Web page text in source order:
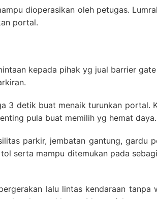
dioperasikan oleh petugas.
portal.
kepada pihak yg jual barrier
3 detik buat menaik turunkan portal.
pula buat memilih yg hemat daya.
parkir, jembatan gantung, gardu
serta mampu ditemukan pada
lalu lintas kendaraan tanpa